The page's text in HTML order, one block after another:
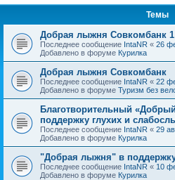
Темы
Добрая лыжня Совкомбанк 1
Последнее сообщение IntaNR « 26
Добавлено в форуме Курилка
Добрая лыжня Совкомбанк
Последнее сообщение IntaNR « 22
Добавлено в форуме Туризм без
Благотворительный
поддержку глухих и
Последнее сообщение IntaNR « 29
Добавлено в форуме Курилка
"Добрая лыжня" в поддержку
Последнее сообщение IntaNR « 10
Добавлено в форуме Курилка